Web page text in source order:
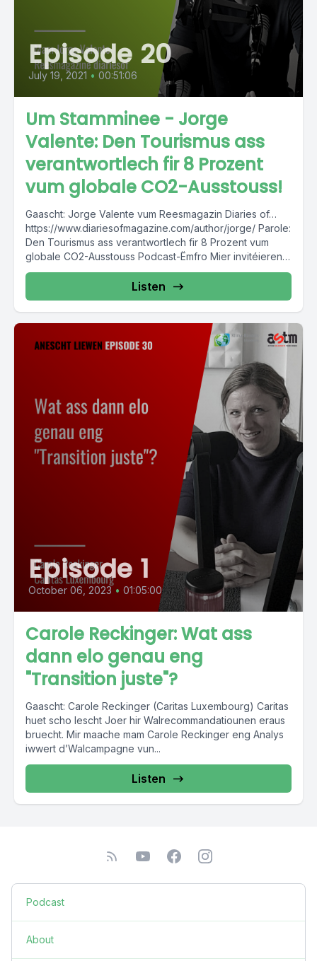
Episode 20
July 19, 2021 • 00:51:06
Um Stamminee - Jorge
Valente: Den Tourismus ass
verantwortlech fir 8 Prozent
vum globale CO2-Ausstouss!
Gaascht: Jorge Valente vum Reesmagazin Diaries of…
https://www.diariesofmagazine.com/author/jorge/ Parole:
Den Tourismus ass verantwortlech fir 8 Prozent vum
globale CO2-Ausstouss Podcast-Ëmfro Mier invitéieren
Iech un...
Listen
Episode 1
October 06, 2023 • 01:05:00
Carole Reckinger: Wat ass
dann elo genau eng
"Transition juste"?
Gaascht: Carole Reckinger (Caritas Luxembourg) Caritas
huet scho lescht Joer hir Walrecommandatiounen eraus
bruecht. Mir maache mam Carole Reckinger eng Analys
iwwert d’Walcampagne vun...
Listen
Podcast
About